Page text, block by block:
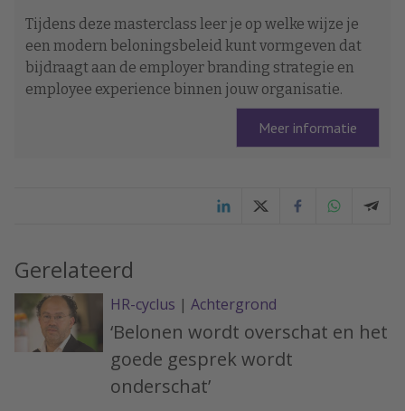
Tijdens deze masterclass leer je op welke wijze je
een modern beloningsbeleid kunt vormgeven dat
bijdraagt aan de employer branding strategie en
employee experience binnen jouw organisatie.
Meer informatie
Gerelateerd
HR-cyclus | Achtergrond
‘Belonen wordt overschat en het
goede gesprek wordt
onderschat’